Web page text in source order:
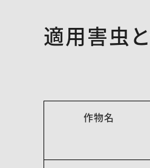
適用害虫
作物名